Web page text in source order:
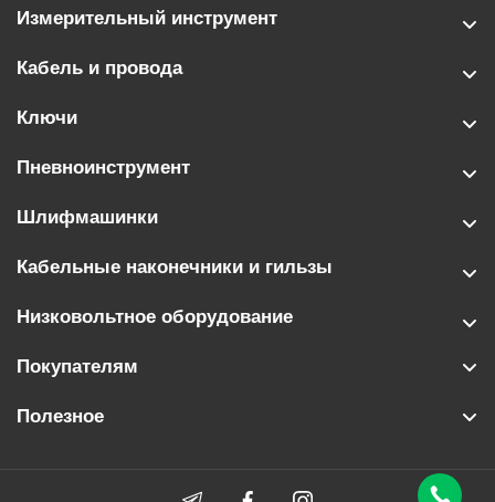
Измерительный инструмент
Кабель и провода
Ключи
Пневноинструмент
Шлифмашинки
Кабельные наконечники и гильзы
Низковольтное оборудование
Покупателям
Полезное